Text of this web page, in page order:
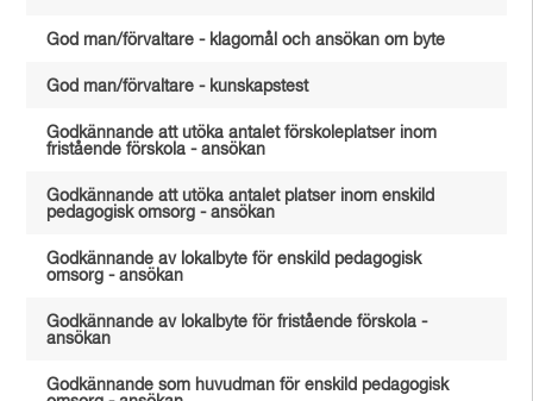
God man/förvaltare - klagomål och ansökan om byte
God man/förvaltare - kunskapstest
Godkännande att utöka antalet förskoleplatser inom
fristående förskola - ansökan
Godkännande att utöka antalet platser inom enskild
pedagogisk omsorg - ansökan
Godkännande av lokalbyte för enskild pedagogisk
omsorg - ansökan
Godkännande av lokalbyte för fristående förskola -
ansökan
Godkännande som huvudman för enskild pedagogisk